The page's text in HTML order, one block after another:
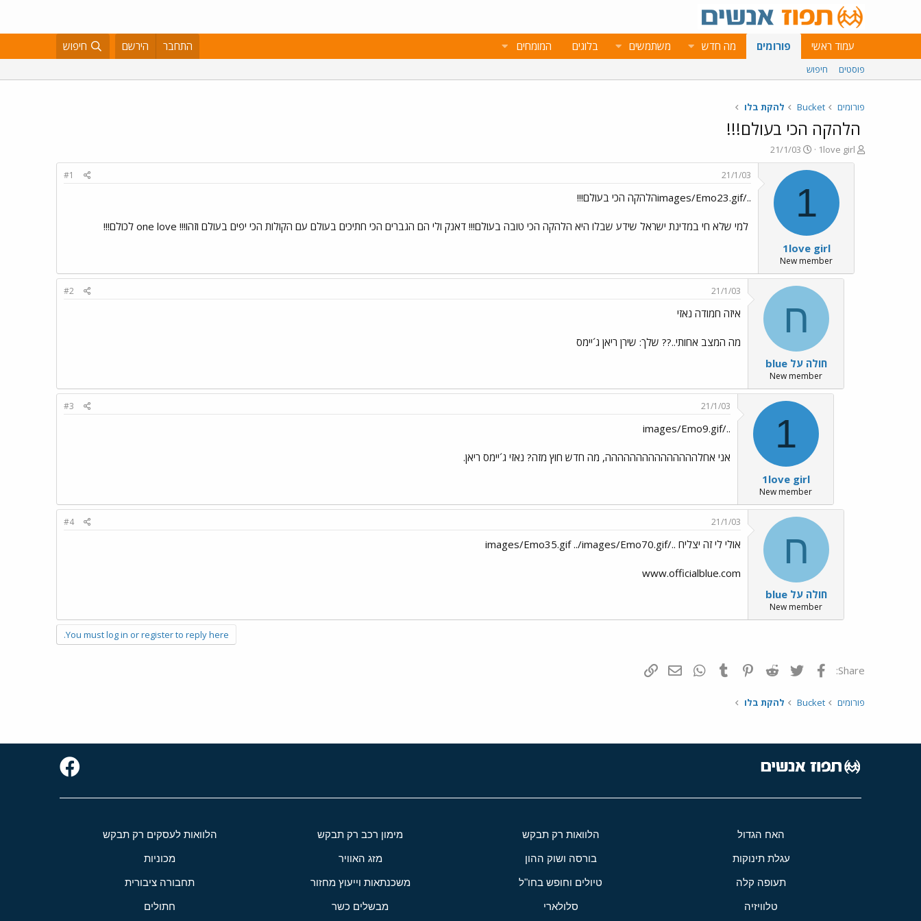
עמוד ראשי פורומים מה חדש משתמשים בלוגים המומחים התחבר הירשם חיפוש
פוסטים חיפוש
פורומים Bucket להקת בלו
הלהקה הכי בעולם!!!
פ
ו
1love girl
פ
ו
ר
ם
ב
א
ר
י
ך
21/1/03
1
1love girl
New member
21/1/03
#1
../images/Emo23.gifהלהקה הכי בעולם!!!
למי שלא חי במדינת ישראל שידע שבלו היא הלהקה הכי טובה בעולם!!! דאנק ולי הם הגברים הכי חתיכים בעולם עם הקולות הכי יפים בעולם וזהו!!! one love לכולם!!!
ח
חולה על blue
New member
21/1/03
#2
איזה חמודה נאזי
מה המצב אחותי..?? שלך: שירן ריאן ג´יימס
1
1love girl
New member
21/1/03
#3
../images/Emo9.gif
אני אחלההההההההההההההה, מה חדש חוץ מזה? נאזי ג´יימס ריאן.
ח
חולה על blue
New member
21/1/03
#4
אולי לי זה יצליח ../images/Emo35.gif ../images/Emo70.gif
www.officialblue.com
You must log in or register to reply here.
Share: פייסבוק Twitter
Reddit
Pinterest
Tumblr
WhatsAppדואר אלקטרוני
פורומים Bucket להקת בלו
האח הגדול הלוואות רק תבקש מימון רכב רק תבקש הלוואות לעסקים רק תבקש
עגלת תינוקות בורסה ושוק ההון מזג האוויר מכוניות
תעופה קלה טיולים וחופש בחו"ל משכנתאות וייעוץ מחזור תחבורה ציבורית
טלוויזיה סלולארי מבשלים כשר חתולים